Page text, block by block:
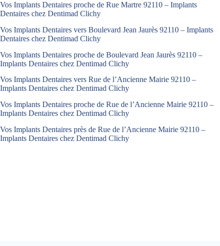
Vos Implants Dentaires proche de Rue Martre 92110 – Implants
Dentaires chez Dentimad Clichy
Vos Implants Dentaires vers Boulevard Jean Jaurès 92110 – Implants
Dentaires chez Dentimad Clichy
Vos Implants Dentaires proche de Boulevard Jean Jaurès 92110 –
Implants Dentaires chez Dentimad Clichy
Vos Implants Dentaires vers Rue de l’Ancienne Mairie 92110 –
Implants Dentaires chez Dentimad Clichy
Vos Implants Dentaires proche de Rue de l’Ancienne Mairie 92110 –
Implants Dentaires chez Dentimad Clichy
Vos Implants Dentaires près de Rue de l’Ancienne Mairie 92110 –
Implants Dentaires chez Dentimad Clichy